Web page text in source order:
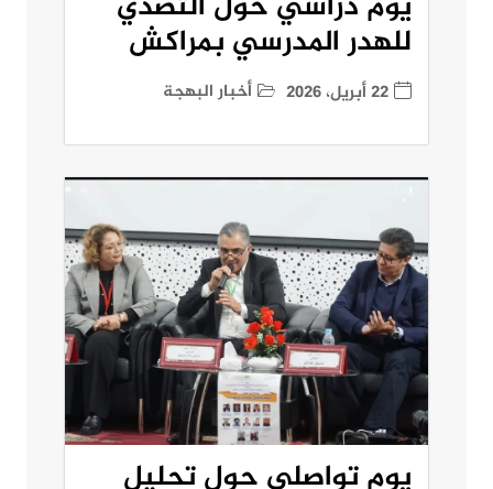
للهدر المدرسي بمراكش
22 أبريل، 2026 أخبار البهجة
يوم تواصلي حول تحليل